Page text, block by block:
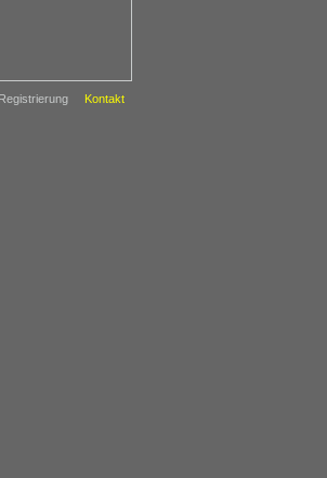
Registrierung Kontakt